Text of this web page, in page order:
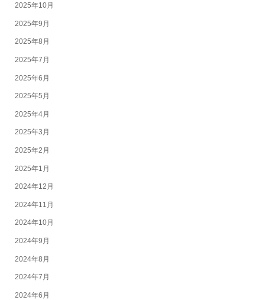
2025年10月
2025年9月
2025年8月
2025年7月
2025年6月
2025年5月
2025年4月
2025年3月
2025年2月
2025年1月
2024年12月
2024年11月
2024年10月
2024年9月
2024年8月
2024年7月
2024年6月